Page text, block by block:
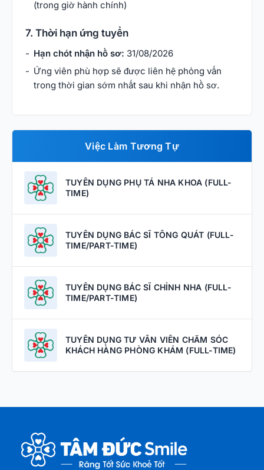
(trong giờ hành chính)
7. Thời hạn ứng tuyển
Hạn chót nhận hồ sơ: 31/08/2026
Ứng viên phù hợp sẽ được liên hệ phỏng vấn
trong thời gian sớm nhất sau khi nhận hồ sơ.
Việc Làm Tương Tự
TUYỂN DỤNG PHỤ TÁ NHA KHOA (FULL-
TIME)
TUYỂN DỤNG BÁC SĨ TỔNG QUÁT (FULL-
TIME/PART-TIME)
TUYỂN DỤNG BÁC SĨ CHỈNH NHA (FULL-
TIME/PART-TIME)
TUYỂN DỤNG TƯ VẤN VIÊN CHĂM SÓC
KHÁCH HÀNG PHÒNG KHÁM (FULL-TIME)